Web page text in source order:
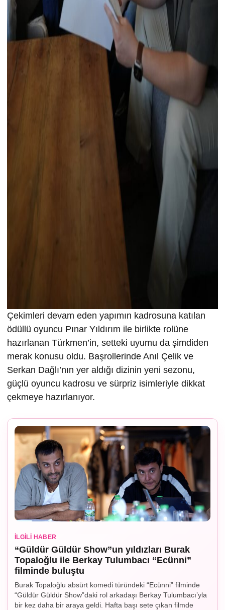
Çekimleri devam eden yapımın kadrosuna katılan
ödüllü oyuncu Pınar Yıldırım ile birlikte rolüne
hazırlanan Türkmen’in, setteki uyumu da şimdiden
merak konusu oldu. Başrollerinde Anıl Çelik ve
Serkan Dağlı’nın yer aldığı dizinin yeni sezonu,
güçlü oyuncu kadrosu ve sürpriz isimleriyle dikkat
çekmeye hazırlanıyor.
İLGILI HABER
“Güldür Güldür Show”un yıldızları Burak
Topaloğlu ile Berkay Tulumbacı “Ecünni”
filminde buluştu
Burak Topaloğlu absürt komedi türündeki “Ecünni” filminde
“Güldür Güldür Show”daki rol arkadaşı Berkay Tulumbacı’yla
bir kez daha bir araya geldi. Hafta başı sete çıkan filmde